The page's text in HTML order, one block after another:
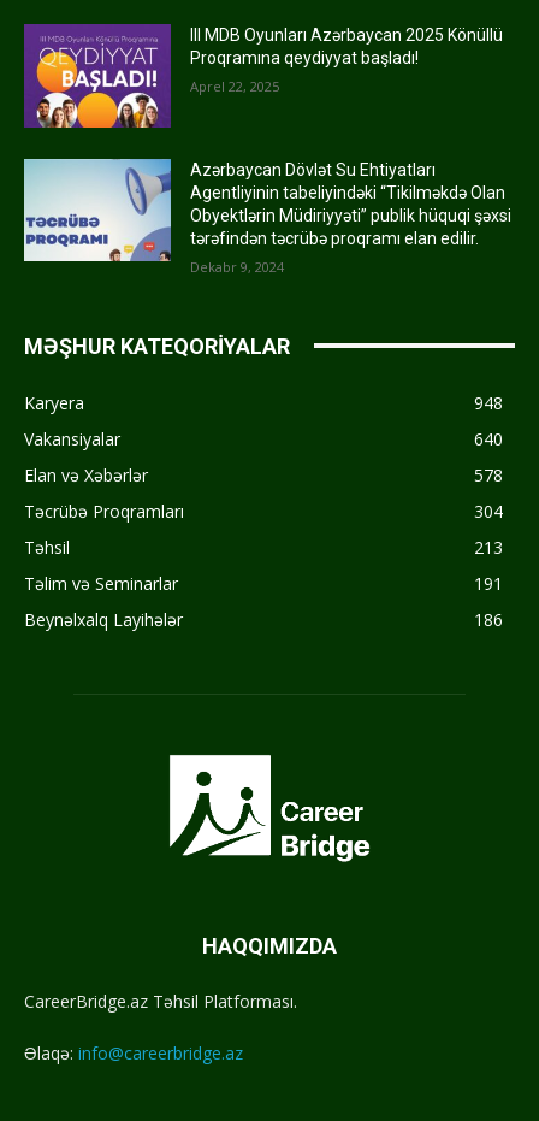
III MDB Oyunları Azərbaycan 2025 Könüllü
Proqramına qeydiyyat başladı!
Aprel 22, 2025
Azərbaycan Dövlət Su Ehtiyatları
Agentliyinin tabeliyindəki “Tikilməkdə Olan
Obyektlərin Müdiriyyəti” publik hüquqi şəxsi
tərəfindən təcrübə proqramı elan edilir.
Dekabr 9, 2024
MƏŞHUR KATEQORİYALAR
Karyera
948
Vakansiyalar
640
Elan və Xəbərlər
578
Təcrübə Proqramları
304
Təhsil
213
Təlim və Seminarlar
191
Beynəlxalq Layihələr
186
HAQQIMIZDA
CareerBridge.az Təhsil Platforması.
Əlaqə: info@careerbridge.az